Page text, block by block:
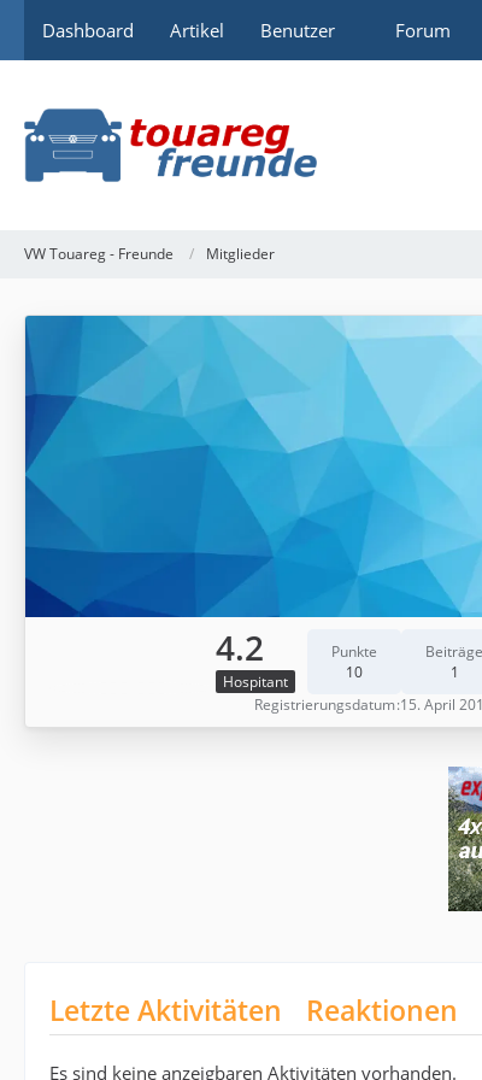
Dashboard Artikel Benutzer Forum
VW Touareg - Freunde Mitglieder
4.2
Hospitant
Punkte
10
Beiträge
1
Registrierungsdatum 15. April
Letzte Aktivitäten Reaktionen
Es sind keine anzeigbaren Aktivitäten vorhanden.